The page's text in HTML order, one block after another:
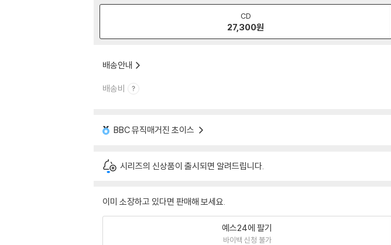
CD
27,300원
배송안내
배송비
BBC 뮤직매거진 초이스
시리즈의 신상품이 출시되면 알려드립니다.
이미 소장하고 있다면 판매해 보세요.
예스24에 팔기
바이백 신청 불가